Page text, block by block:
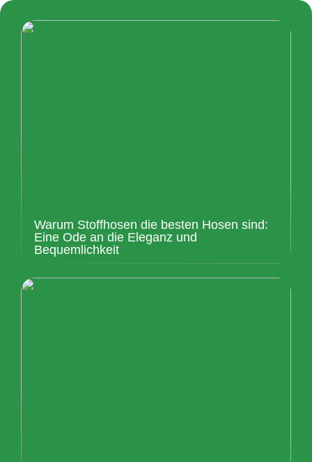
Warum Stoffhosen die besten Hosen sind:
Eine Ode an die Eleganz und
Bequemlichkeit